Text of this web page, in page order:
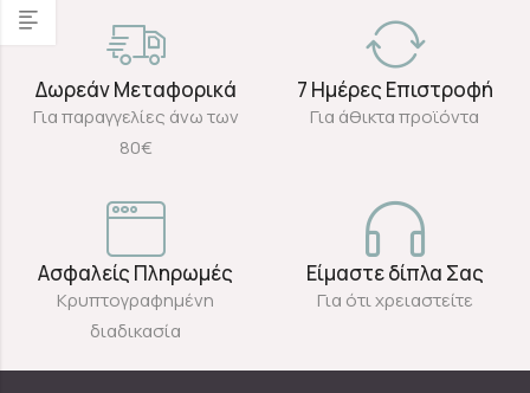
Δωρεάν Μεταφορικά
Για παραγγελίες άνω των
80€
7 Ημέρες Επιστροφή
Για άθικτα προϊόντα
Ασφαλείς Πληρωμές
Κρυπτογραφημένη
διαδικασία
Είμαστε δίπλα Σας
Για ότι χρειαστείτε